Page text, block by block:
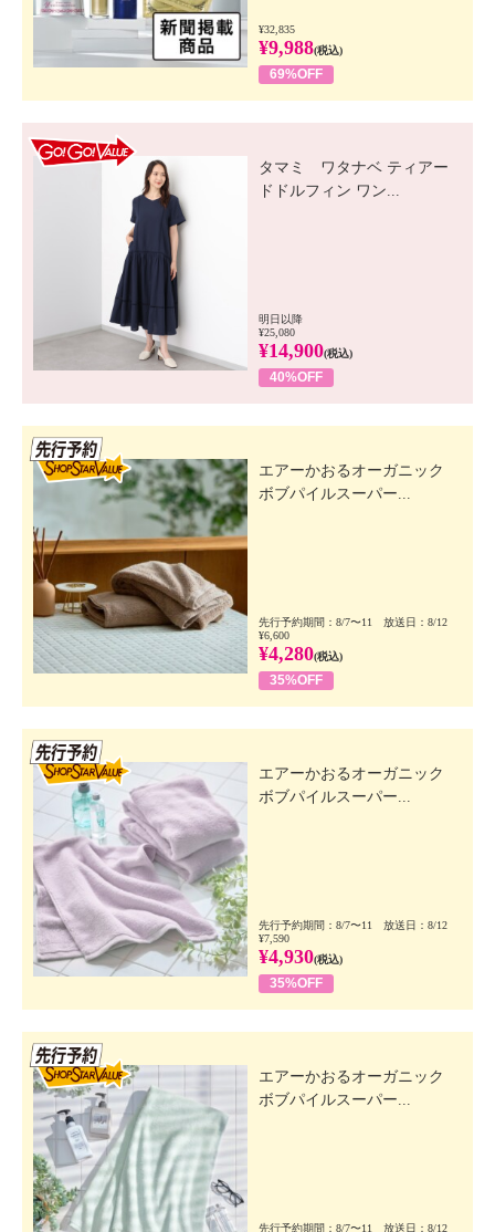
¥32,835
¥9,988(税込)
69%OFF
タマミ ワタナベ ティアー
ドドルフィン ワン...
明日以降
¥25,080
¥14,900(税込)
40%OFF
エアーかおるオーガニック
ボブパイルスーパー...
先行予約期間：8/7〜11 放送日：8/12
¥6,600
¥4,280(税込)
35%OFF
エアーかおるオーガニック
ボブパイルスーパー...
先行予約期間：8/7〜11 放送日：8/12
¥7,590
¥4,930(税込)
35%OFF
エアーかおるオーガニック
ボブパイルスーパー...
先行予約期間：8/7〜11 放送日：8/12